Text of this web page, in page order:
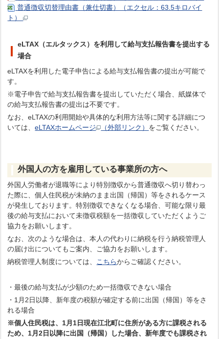
普通徴収切替理由書（兼仕切書）（エクセル：63.5キロバイ
ト）
eLTAX（エルタックス）を利用して給与支払報告書を提出する
場合
eLTAXを利用した電子申告による給与支払報告書の提出が可能で
す。
※電子申告で給与支払報告書を提出していただく場合、紙媒体で
の給与支払報告書の提出は不要です。
なお、eLTAXの利用開始や具体的な利用方法等に関する詳細につ
いては、eLTAXホームページ （外部リンク） をご覧ください。
外国人の方を雇用している事業所の方へ
外国人労働者が退職等により特別徴収から普通徴収へ切り替わっ
た際に、個人住民税が未納のまま出国（帰国）等をされるケース
が発生しております。特別徴収できなくなる場合、可能な限り最
後の給与支払において未徴収税額を一括徴収していただくようご
協力をお願いします。
なお、次のような場合は、本人の代わりに納税を行う納税管理人
の届け出についてもご案内、ご協力をお願いします。
納税管理人制度については、 こちらからご確認ください。
・最後の給与支払が少額のため一括徴収できない場合
・1月2日以降、新年度の税額が確定する前に出国（帰国）等をさ
れる場合
※個人住民税は、1月1日現在江北町に住所がある方に課税される
ため、1月2日以降に出国（帰国）した場合、新年度でも課税され